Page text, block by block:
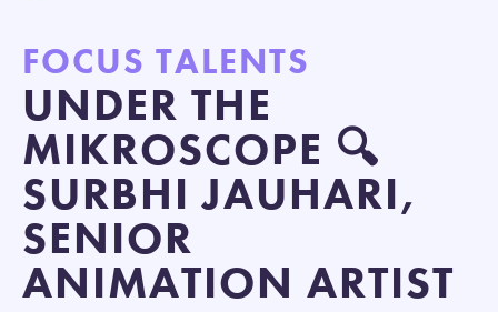
FOCUS TALENTS
UNDER THE
MIKROSCOPE 🔍
SURBHI JAUHARI,
SENIOR
ANIMATION ARTIST